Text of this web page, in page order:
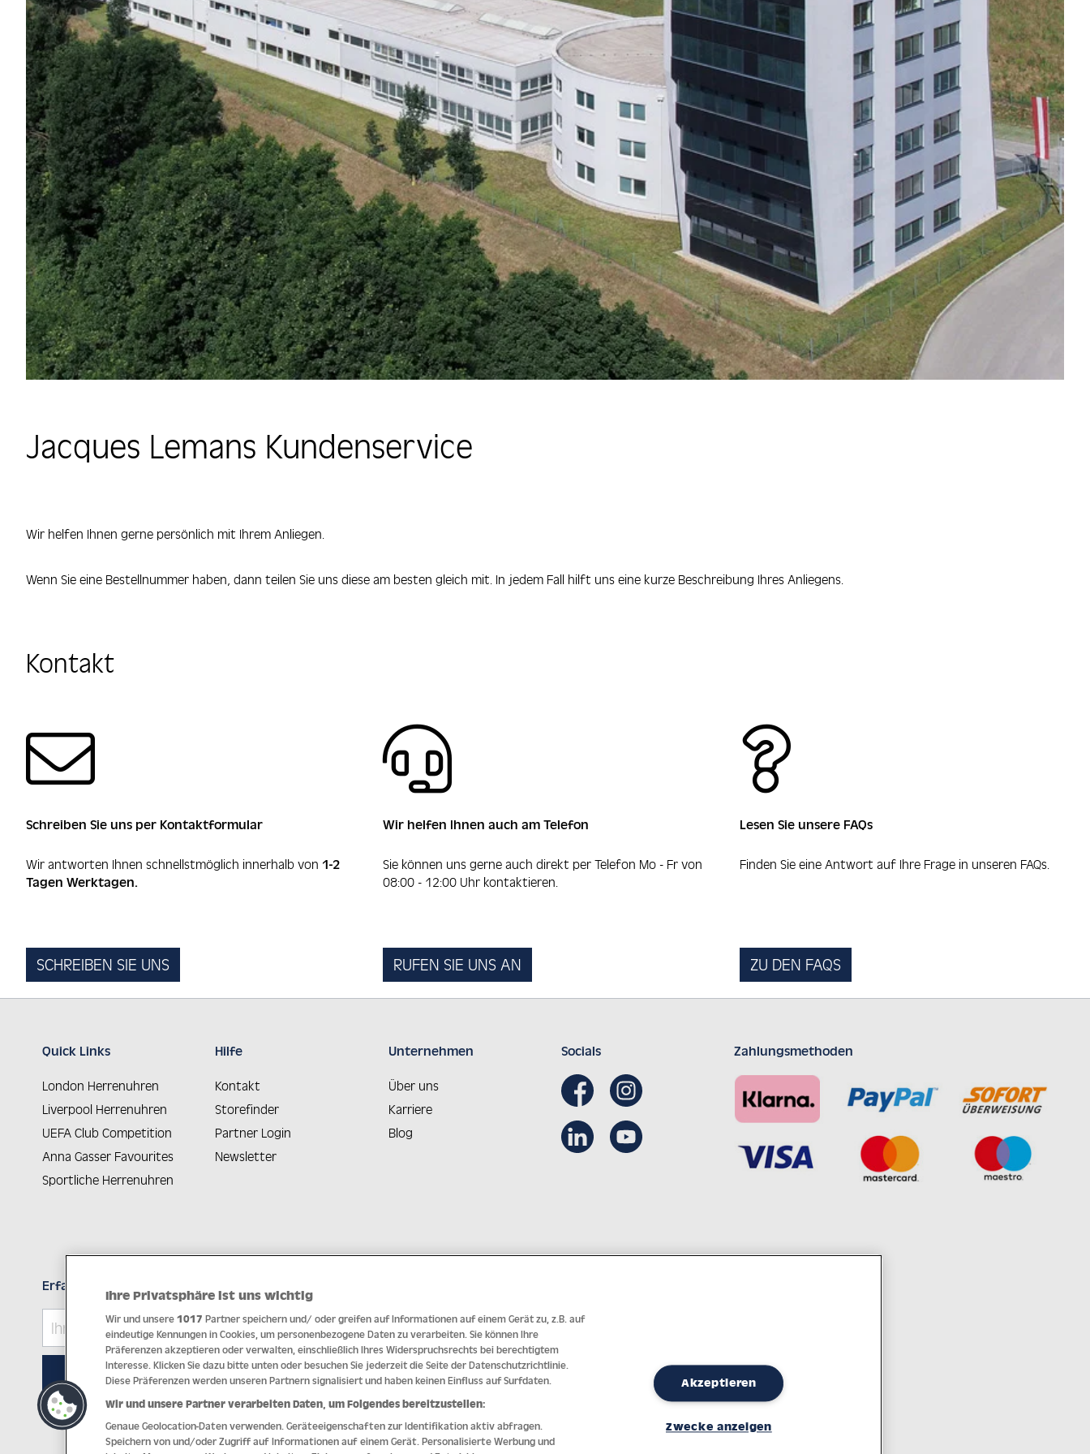
Jacques Lemans Kundenservice
Wir helfen Ihnen gerne persönlich mit Ihrem Anliegen.
Wenn Sie eine Bestellnummer haben, dann teilen Sie uns diese am besten gleich mit. In jedem Fall hilft uns eine kurze Beschreibung Ihres Anliegens.
Kontakt
Schreiben Sie uns per Kontaktformular
Wir antworten Ihnen schnellstmöglich innerhalb von 1-2
Tagen Werktagen.
SCHREIBEN SIE UNS
Wir helfen Ihnen auch am Telefon
Sie können uns gerne auch direkt per Telefon Mo - Fr von
08:00 - 12:00 Uhr kontaktieren.
RUFEN SIE UNS AN
Lesen Sie unsere FAQs
Finden Sie eine Antwort auf Ihre Frage in unseren FAQs.
ZU DEN FAQS
Quick Links
London Herrenuhren
Liverpool Herrenuhren
UEFA Club Competition
Anna Gasser Favourites
Sportliche Herrenuhren
Hilfe
Kontakt
Storefinder
Partner Login
Newsletter
Unternehmen
Über uns
Karriere
Blog
Socials Zahlungsmethoden
Erfahren Sie Neuheiten als Erstes
ABONNIEREN
Impressum AGB Datenschutz Widerrufsrecht Barrierefreiheitserklärung
Ihre Privatsphäre ist uns wichtig
Wir und unsere 1017 Partner speichern und/ oder greifen auf Informationen auf einem Gerät zu, z.B. auf
eindeutige Kennungen in Cookies, um personenbezogene Daten zu verarbeiten. Sie können Ihre
Präferenzen akzeptieren oder verwalten, einschließlich Ihres Widerspruchsrechts bei berechtigtem
Interesse. Klicken Sie dazu bitte unten oder besuchen Sie jederzeit die Seite der Datenschutzrichtlinie.
Diese Präferenzen werden unseren Partnern signalisiert und haben keinen Einfluss auf Surfdaten.
Wir und unsere Partner verarbeiten Daten, um Folgendes bereitzustellen:
Genaue Geolocation-Daten verwenden. Geräteeigenschaften zur Identifikation aktiv abfragen.
Speichern von und/oder Zugriff auf Informationen auf einem Gerät. Personalisierte Werbung und
Akzeptieren
Zwecke anzeigen